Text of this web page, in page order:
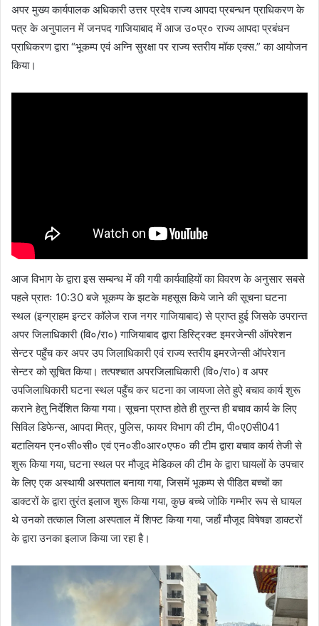
अपर मुख्य कार्यपालक अधिकारी उत्तर प्रदेष राज्य आपदा प्रबन्धन प्राधिकरण के
पत्र के अनुपालन में जनपद गाजियाबाद में आज उ०प्र० राज्य आपदा प्रबंधन
प्राधिकरण द्वारा “भूकम्प एवं अग्नि सुरक्षा पर राज्य स्तरीय मॉक एक्स.” का आयोजन
किया।
आज विभाग के द्वारा इस सम्बन्ध में की गयी कार्यवाहियों का विवरण के अनुसार सबसे
पहले प्रातः 10:30 बजे भूकम्प के झटके महसूस किये जाने की सूचना घटना
स्थल (इन्ग्राहम इन्टर कॉलेज राज नगर गाजियाबाद) से प्राप्त हुई जिसके उपरान्त
अपर जिलाधिकारी (वि०/रा०) गाजियाबाद द्वारा डिस्ट्रिक्ट इमरजेन्सी ऑपरेशन
सेन्टर पहुँच कर अपर उप जिलाधिकारी एवं राज्य स्तरीय इमरजेन्सी ऑपरेशन
सेन्टर को सूचित किया। तत्पश्चात अपरजिलाधिकारी (वि०/रा०) व अपर
उपजिलाधिकारी घटना स्थल पहुँच कर घटना का जायजा लेते हुऐ बचाव कार्य शुरू
कराने हेतु निर्देशित किया गया। सूचना प्राप्त होते ही तुरन्त ही बचाव कार्य के लिए
सिविल डिफेन्स, आपदा मित्र, पुलिस, फायर विभाग की टीम, पी०ए0सी041
बटालियन एन०सी०सी० एवं एन०डी०आर०एफ० की टीम द्वारा बचाव कार्य तेजी से
शुरू किया गया, घटना स्थल पर मौजूद मेडिकल की टीम के द्वारा घायलों के उपचार
के लिए एक अस्थायी अस्पताल बनाया गया, जिसमें भूकम्प से पीडित बच्चों का
डाक्टरों के द्वारा तुरंत इलाज शुरू किया गया, कुछ बच्चे जोकि गम्भीर रूप से घायल
थे उनको तत्काल जिला अस्पताल में शिफ्ट किया गया, जहाँ मौजूद विषेषज्ञ डाक्टरों
के द्वारा उनका इलाज किया जा रहा है।